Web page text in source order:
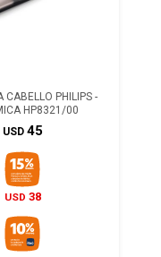
CABELLO PHILIPS -
HP8321/00
USD 45
USD 38